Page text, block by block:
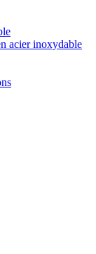
acier inoxydable